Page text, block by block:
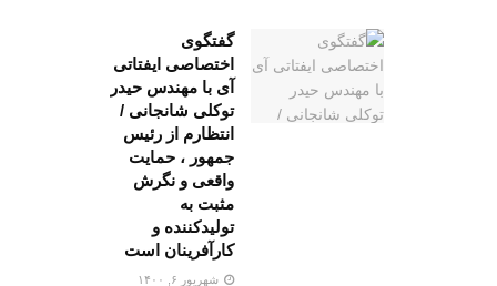
گفتگوی
اختصاصی ایفتاتی
آی با مهندس حیدر
توکلی شانجانی /
انتظارم از رئیس
جمهور ، حمایت
واقعی و نگرش
مثبت به
تولیدکننده و
کارآفرینان است
شهریور ۶, ۱۴۰۰